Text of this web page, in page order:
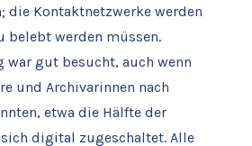
die Kontaktnetzwerke werden
belebt werden müssen.
war gut besucht, auch wenn
und Archivarinnen nach
etwa die Hälfte der
digital zugeschaltet. Alle